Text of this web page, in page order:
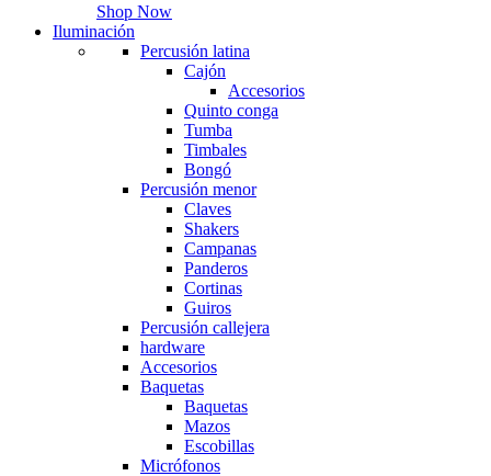
Shop Now
Iluminación
Percusión latina
Cajón
Accesorios
Quinto conga
Tumba
Timbales
Bongó
Percusión menor
Claves
Shakers
Campanas
Panderos
Cortinas
Guiros
Percusión callejera
hardware
Accesorios
Baquetas
Baquetas
Mazos
Escobillas
Micrófonos